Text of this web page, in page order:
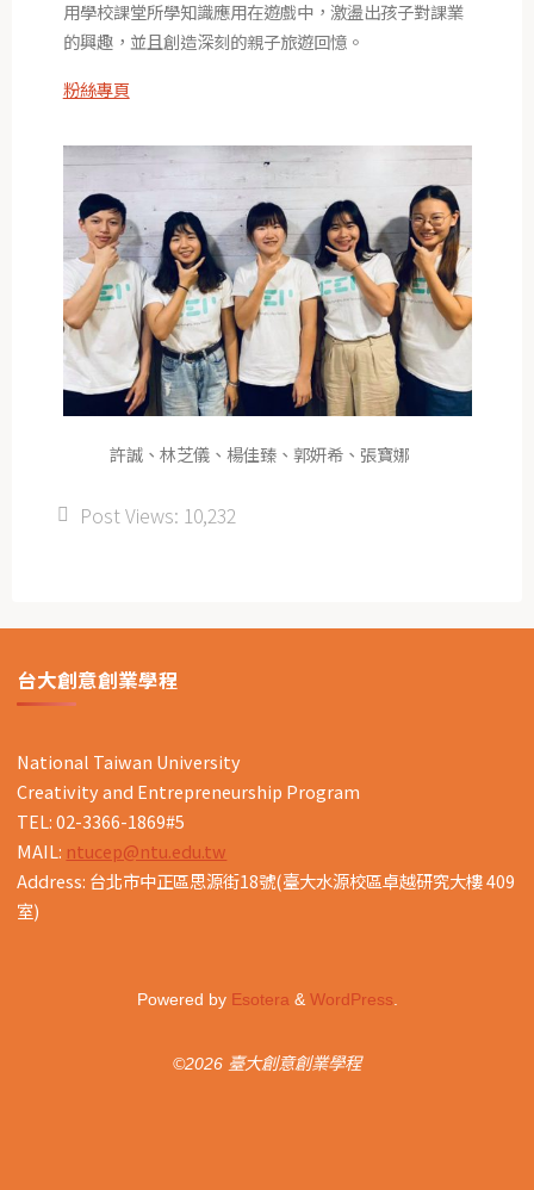
用學校課堂所學知識應用在遊戲中， 激盪出孩子對課業
的興趣，並且創造深刻的親子旅遊回憶。
粉絲專頁
許誠、林芝儀、楊佳臻、郭妍希、張寶娜
Post Views: 10,232
台大創意創業學程
National Taiwan University
Creativity and Entrepreneurship Program
TEL: 02-3366-1869#5
MAIL: ntucep@ntu.edu.tw
Address: 台北市中正區思源街18號(臺大水源校區卓越研究大樓 409
室)
Powered byEsotera & WordPress
©2026 臺大創意創業學程